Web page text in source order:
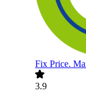
Fix Price.
3.9